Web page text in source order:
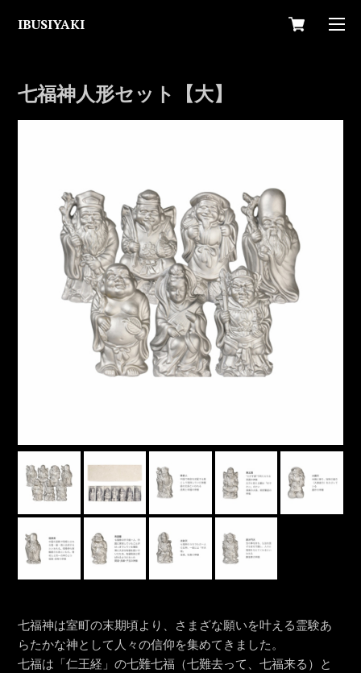
IBUSIYAKI
七福神人形セット【大】
七福神は室町の末期頃より、さまざな願いを叶える霊験あ
らたかな神として人々の信仰を集めてきました。
七福は「仁王経」の七難七福（七難去って、七福来る）と